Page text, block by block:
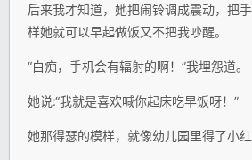
后来我才知道，她把闹铃调成震动，把
样她就可以早起做饭又不把我吵醒。
“白痴，手机会有辐射的啊！”我埋怨道。
她说:“我就是喜欢喊你起床吃早饭呀！”
她那得瑟的模样，就像幼儿园里得了小